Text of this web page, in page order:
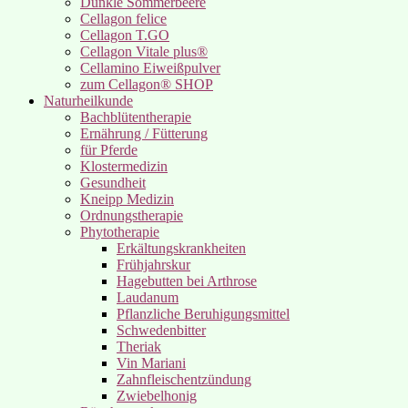
Cellagon felice
Cellagon T.GO
Cellagon Vitale plus®
Cellamino Eiweißpulver
zum Cellagon® SHOP
Naturheilkunde
Bachblütentherapie
Ernährung / Fütterung
für Pferde
Klostermedizin
Gesundheit
Kneipp Medizin
Ordnungstherapie
Phytotherapie
Erkältungskrankheiten
Frühjahrskur
Hagebutten bei Arthrose
Laudanum
Pflanzliche Beruhigungsmittel
Schwedenbitter
Theriak
Vin Mariani
Zahnfleischentzündung
Zwiebelhonig